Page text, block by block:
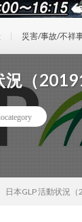
災害/事故/不祥
況（
日本GLP 活動状況（